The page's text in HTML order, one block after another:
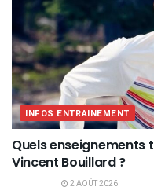
INFOS ENTRAINEMENT
Quels enseignements
Vincent Bouillard ?
2 AOÛT 2026